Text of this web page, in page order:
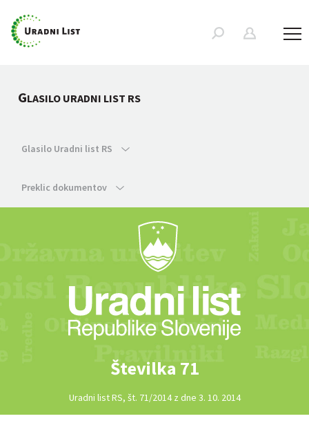
GLASILO URADNI LIST RS
Glasilo Uradni list RS
Preklic dokumentov
Številka 71
Uradni list RS, št. 71/2014 z dne 3. 10. 2014